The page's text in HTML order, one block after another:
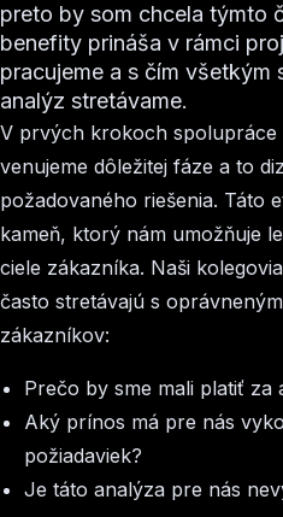
preto by som chcela týmto
benefity prináša v rámci
pracujeme a s čím všetkým
analýz stretávame.
V prvých krokoch
venujeme dôležitej fáze a to
požadovaného riešenia. Táto
kameň, ktorý nám umožňuje
ciele zákazníka. Naši
často stretávajú s
zákazníkov:
Prečo by sme mali platiť za
Aký prínos má pre nás
požiadaviek?
Je táto analýza pre nás